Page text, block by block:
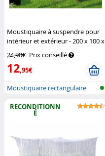
Moustiquaire à suspendre pour
intérieur et extérieur - 200 x 100 x
24,90€ Prix conseillé
12,95€
Moustiquaire rectangulaire
RECONDITIONN
É